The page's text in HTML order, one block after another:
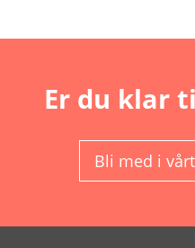
Er du klar
Bli med i